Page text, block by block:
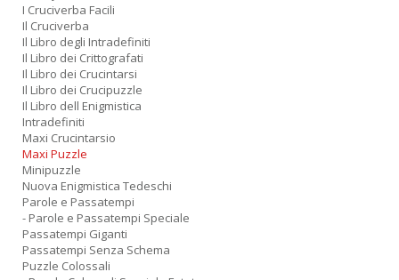
I Cruciverba Facili
Il Cruciverba
Il Libro degli Intradefiniti
Il Libro dei Crittografati
Il Libro dei Crucintarsi
Il Libro dei Crucipuzzle
Il Libro dell Enigmistica
Intradefiniti
Maxi Crucintarsio
Maxi Puzzle
Minipuzzle
Nuova Enigmistica Tedeschi
Parole e Passatempi
- Parole e Passatempi Speciale
Passatempi Giganti
Passatempi Senza Schema
Puzzle Colossali